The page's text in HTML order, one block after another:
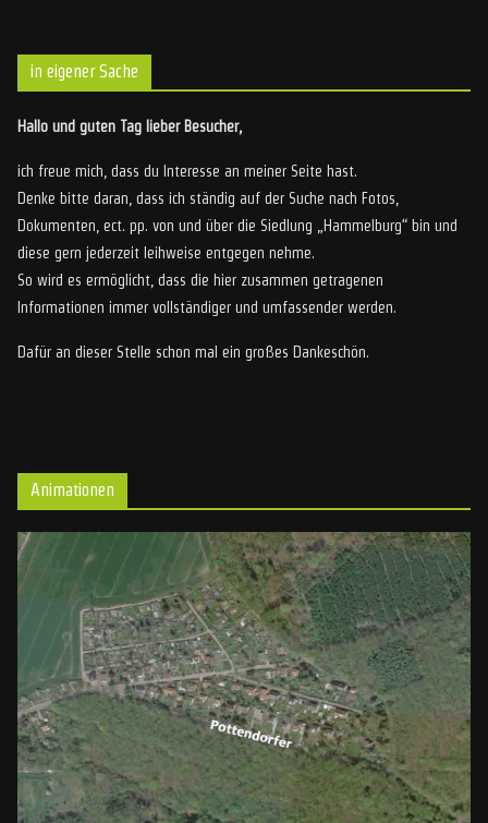
in eigener Sache
Hallo und guten Tag lieber Besucher,
ich freue mich, dass du Interesse an meiner Seite hast.
Denke bitte daran, dass ich ständig auf der Suche nach Fotos,
Dokumenten, ect. pp. von und über die Siedlung „Hammelburg“ bin und
diese gern jederzeit leihweise entgegen nehme.
So wird es ermöglicht, dass die hier zusammen getragenen
Informationen immer vollständiger und umfassender werden.
Dafür an dieser Stelle schon mal ein großes Dankeschön.
Animationen